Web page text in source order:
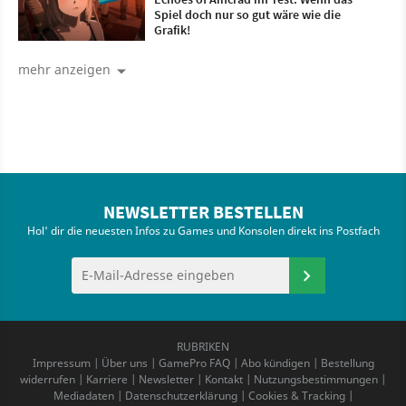
Spiel doch nur so gut wäre wie die
Grafik!
mehr anzeigen
NEWSLETTER BESTELLEN
Hol' dir die neuesten Infos zu Games und Konsolen direkt ins Postfach
RUBRIKEN
Impressum| Über uns | GamePro FAQ| Abo kündigen| Bestellung
widerrufen | Karriere | Newsletter | Kontakt | Nutzungsbestimmungen |
Mediadaten| Datenschutzerklärung| Cookies & Tracking|